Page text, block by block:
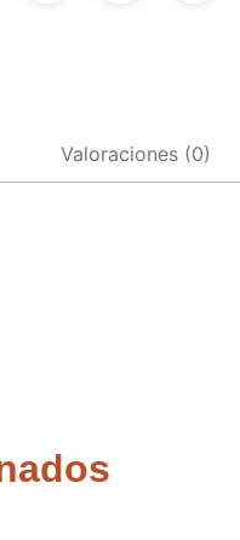
Valoraciones (0)